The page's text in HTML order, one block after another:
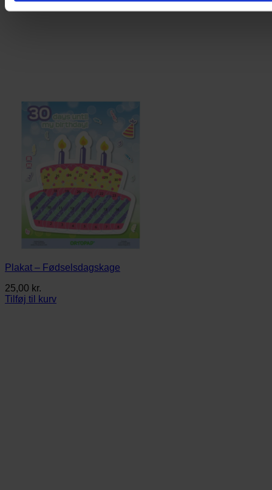
Plakat – Fødselsdagskage
25,00 kr.
Tilføj til kurv